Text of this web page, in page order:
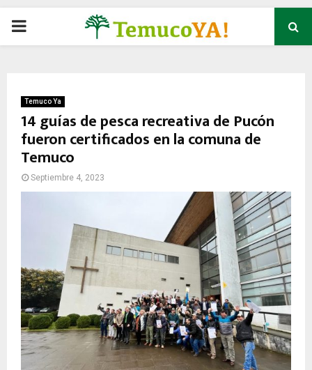
P
M
A
M
E
Temuco Ya
14 guías de pesca recreativa de Pucón
fueron certificados en la comuna de
Temuco
Septiembre 4, 2023